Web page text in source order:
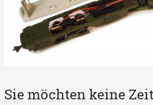
Sie möchten keine